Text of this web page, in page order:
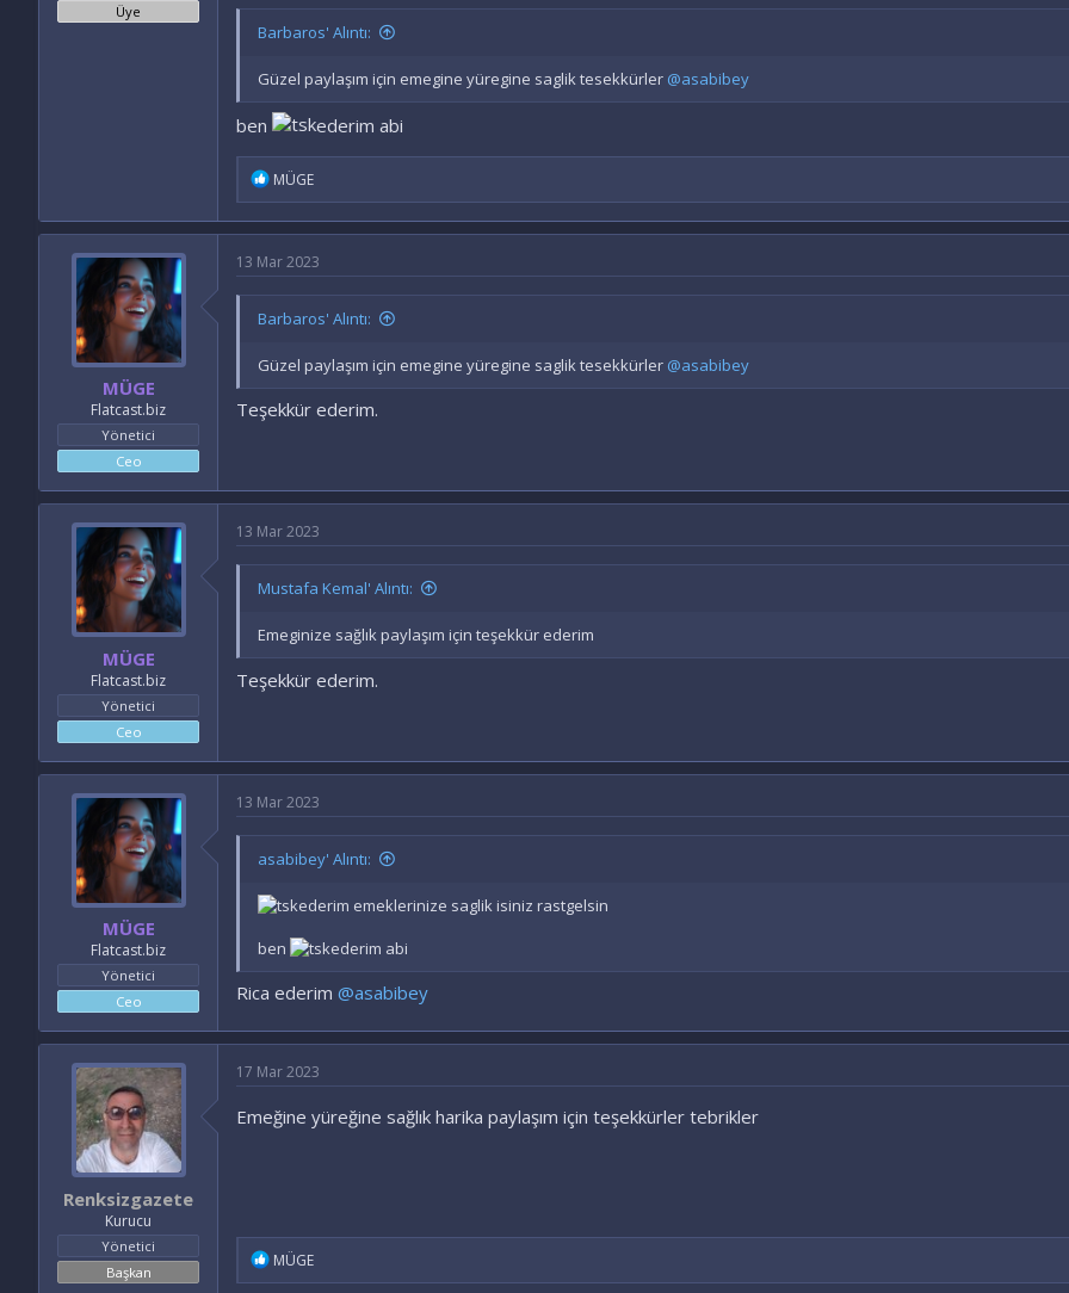
Üye
Barbaros' Alıntı:
Güzel paylaşım için emegine yüregine saglik tesekkürler @asabibey
ben ederim abi
İ
d
l
e
:
MÜGE
MÜGE
Flatcast.biz
Yönetici
Ceo
13 Mar 2023
Barbaros' Alıntı:
Güzel paylaşım için emegine yüregine saglik tesekkürler @asabibey
Teşekkür ederim.
MÜGE
Flatcast.biz
Yönetici
Ceo
13 Mar 2023
Mustafa Kemal' Alıntı:
Emeginize sağlık paylaşım için teşekkür ederim
Teşekkür ederim.
MÜGE
Flatcast.biz
Yönetici
Ceo
13 Mar 2023
asabibey' Alıntı:
ederim emeklerinize saglik isiniz rastgelsin
ben
ederim abi
Rica ederim @asabibey
Renksizgazete
Kurucu
Yönetici
Başkan
17 Mar 2023
Emeğine yüreğine sağlık harika paylaşım için teşekkürler tebrikler
İMÜGE